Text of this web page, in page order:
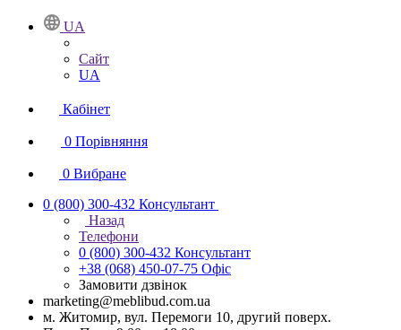
UA
Сайт
UA
Кабінет
0 Порівняння
0 Вибране
0 (800) 300-432 Консультант
Назад
Телефони
0 (800) 300-432 Консультант
+38 (068) 450-07-75 Офіс
Замовити дзвінок
marketing@meblibud.com.ua
м. Житомир, вул. Перемоги 10, другий поверх.